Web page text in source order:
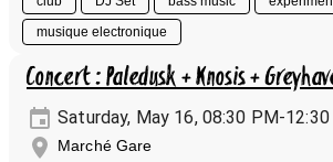
musique electronique
Concert : Paledusk + Knosis +
Saturday, May 16, 08:30 PM-12:30
Marché Gare